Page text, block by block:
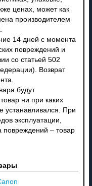
ценах, может как
производителем
14 дней с момента
повреждений и
со статьей 502
Возврат
будут
ни при каких
устанавливался. При
эксплуатации,
повреждений – товар